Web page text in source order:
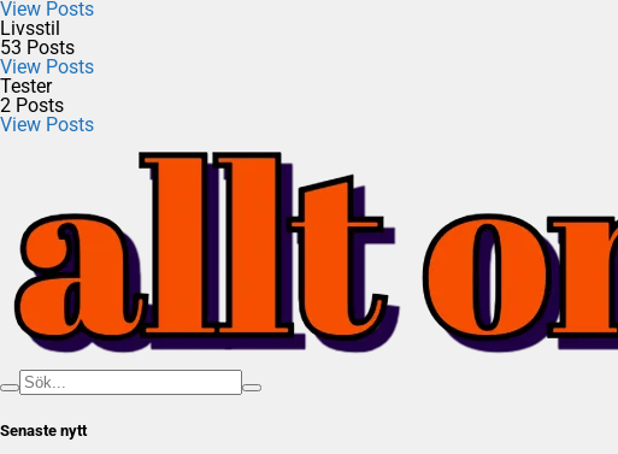
View Posts
Livsstil
53 Posts
View Posts
Tester
2 Posts
View Posts
Senaste nytt